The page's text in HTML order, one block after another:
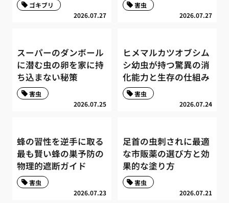
2026.07.27
ゴキブリ
2026.07.27
害虫
スーパーのダンボール
に潜む虫の卵を家に持
ち込まない秘策
2026.07.25
害虫
ヒメマルカツオブシム
シ幼虫が持つ驚異の消
化能力と生存の仕組み
2026.07.24
害虫
蜂の習性を逆手に取る
最も賢い蜂の巣予防の
物理的遮断ガイド
2026.07.23
害虫
足首の虫刺されに最適
な市販薬の選び方と効
果的な塗り方
2026.07.21
害虫